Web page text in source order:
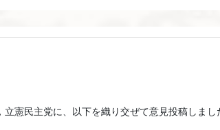
憲民主党に、以下を織り交ぜて意見投稿しまし